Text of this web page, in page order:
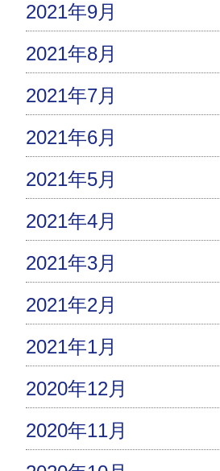
2021年9月
2021年8月
2021年7月
2021年6月
2021年5月
2021年4月
2021年3月
2021年2月
2021年1月
2020年12月
2020年11月